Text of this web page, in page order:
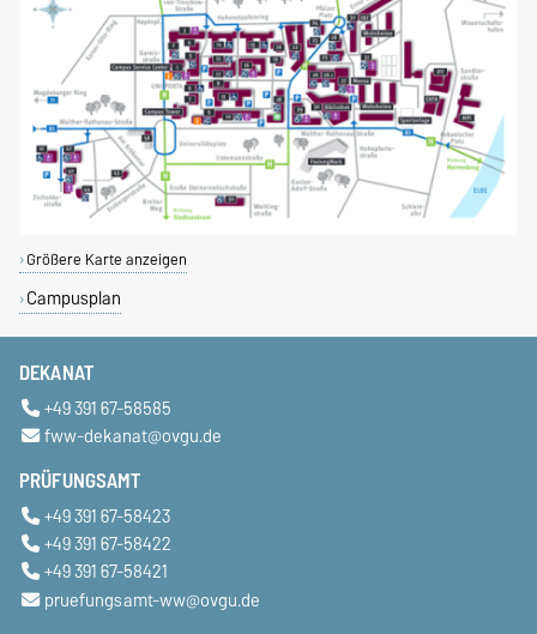
Größere Karte anzeigen
Campusplan
DEKANAT
+49 391 67-58585
fww-dekanat@ovgu.de
PRÜFUNGSAMT
+49 391 67-58423
+49 391 67-58422
+49 391 67-58421
pruefungsamt-ww@ovgu.de